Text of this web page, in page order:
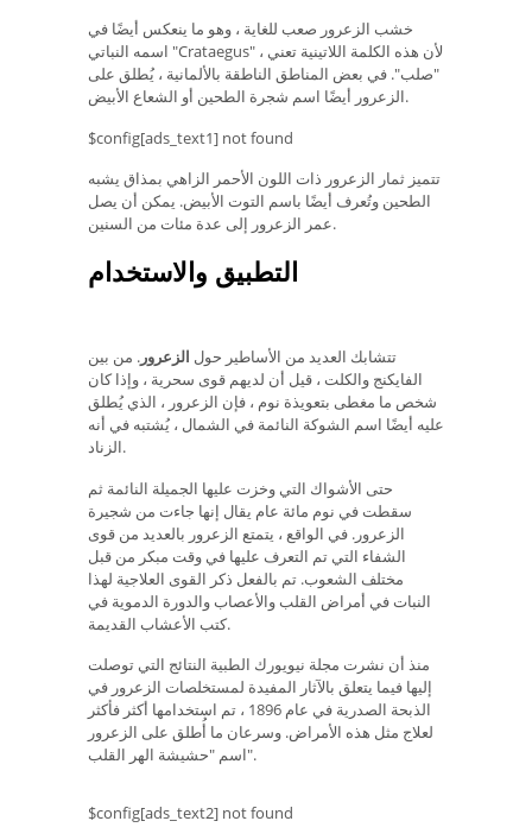
خشب الزعرور صعب للغاية ، وهو ما ينعكس أيضًا في
اسمه النباتي "Crataegus" ، لأن هذه الكلمة اللاتينية تعني
"صلب". في بعض المناطق الناطقة بالألمانية ، يُطلق على
الزعرور أيضًا اسم شجرة الطحين أو الشعاع الأبيض.
$config[ads_text1] not found
تتميز ثمار الزعرور ذات اللون الأحمر الزاهي بمذاق يشبه
الطحين وتُعرف أيضًا باسم التوت الأبيض. يمكن أن يصل
عمر الزعرور إلى عدة مئات من السنين.
التطبيق والاستخدام
تتشابك العديد من الأساطير حول الزعرور . من بين
الفايكنج والكلت ، قيل أن لديهم قوى سحرية ، وإذا كان
شخص ما مغطى بتعويذة نوم ، فإن الزعرور ، الذي يُطلق
عليه أيضًا اسم الشوكة النائمة في الشمال ، يُشتبه في أنه
الزناد.
حتى الأشواك التي وخزت عليها الجميلة النائمة ثم
سقطت في نوم مائة عام يقال إنها جاءت من شجيرة
الزعرور. في الواقع ، يتمتع الزعرور بالعديد من قوى
الشفاء التي تم التعرف عليها في وقت مبكر من قبل
مختلف الشعوب. تم بالفعل ذكر القوى العلاجية لهذا
النبات في أمراض القلب والأعصاب والدورة الدموية في
كتب الأعشاب القديمة.
منذ أن نشرت مجلة نيويورك الطبية النتائج التي توصلت
إليها فيما يتعلق بالآثار المفيدة لمستخلصات الزعرور في
الذبحة الصدرية في عام 1896 ، تم استخدامها أكثر فأكثر
لعلاج مثل هذه الأمراض. وسرعان ما أُطلق على الزعرور
اسم "حشيشة الهر القلب".
$config[ads_text2] not found